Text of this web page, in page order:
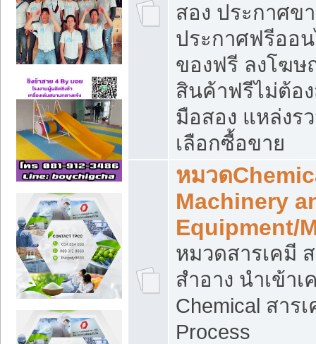
สอง ประกาศข
ประกาศฟรีออ
ของฟรี ลงโฆ
สินค้าฟรีไม่ต้อ
มือสอง แหล่งร
เลือกซื้อขาย
หมวด
Machinery
Equipment/
หมวดสารเคมี
สำอาง นำเข้
Chemical สาร
Process